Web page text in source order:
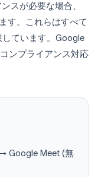
スが必要な場合、
す。これらはすべて
ています。Google
ンプライアンス対応
Google Meet (無